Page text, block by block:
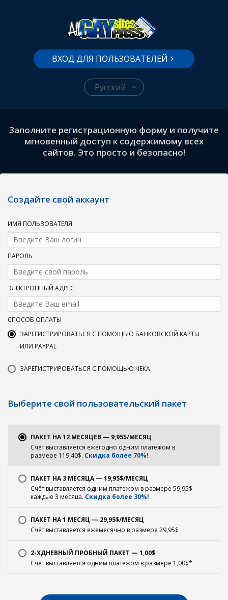
Русский
ВХОД ДЛЯ ПОЛЬЗОВАТЕЛЕЙ
Заполните регистрационную форму и получите
мгновенный доступ к содержимому всех
сайтов. Это просто и безопасно!
Создайте свой аккаунт
ИМЯ ПОЛЬЗОВАТЕЛЯ
ПАРОЛЬ
ЭЛЕКТРОННЫЙ АДРЕС
СПОСОБ ОПЛАТЫ
ЗАРЕГИСТРИРОВАТЬСЯ С ПОМОЩЬЮ БАНКОВСКОЙ КАРТЫ
ИЛИ PAYPAL
ЗАРЕГИСТРИРОВАТЬСЯ С ПОМОЩЬЮ ЧЕКА
Выберите свой пользовательский пакет
ПАКЕТ НА 12 МЕСЯЦЕВ — 9,95$/МЕСЯЦ
Счёт выставляется ежегодно одним платежом в
размере 119,40$. Скидка более 70%!
ПАКЕТ НА 3 МЕСЯЦА — 19,95$/МЕСЯЦ
Счёт выставляется одним платежом в размере 59,95$
каждые 3 месяца. Скидка более 30%!
ПАКЕТ НА 1 МЕСЯЦ — 29,95$/МЕСЯЦ
Счёт выставляется ежемесячно в размере 29,95$
2-ХДНЕВНЫЙ ПРОБНЫЙ ПАКЕТ — 1,00$
Счёт выставляется одним платежом в размере 1,00$*